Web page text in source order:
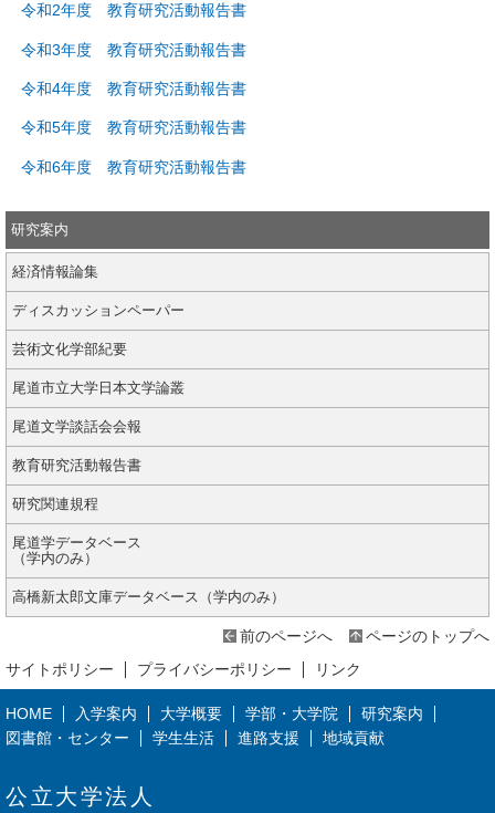
令和2年度 教育研究活動報告書
令和3年度 教育研究活動報告書
令和4年度 教育研究活動報告書
令和5年度 教育研究活動報告書
令和6年度 教育研究活動報告書
研究案内
経済情報論集
ディスカッションペーパー
芸術文化学部紀要
尾道市立大学日本文学論叢
尾道文学談話会会報
教育研究活動報告書
研究関連規程
尾道学データベース
（学内のみ）
高橋新太郎文庫データベース（学内のみ）
ページのトップへ
前のページへ
サイトポリシー
プライバシーポリシー リンク
HOME 入学案内 大学概要 学部・大学院
研究案内
図書館・センター
学生生活 進路支援 地域貢献
公立大学法人